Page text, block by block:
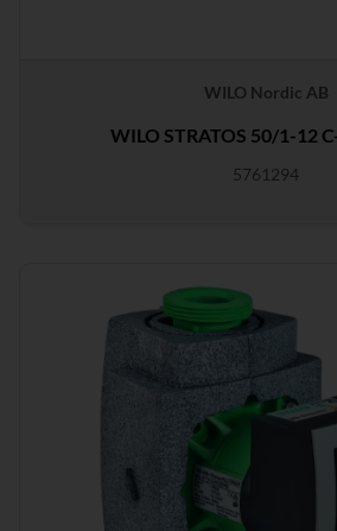
WILO Nordic AB
WILO STRATOS 50/1-12
5761294